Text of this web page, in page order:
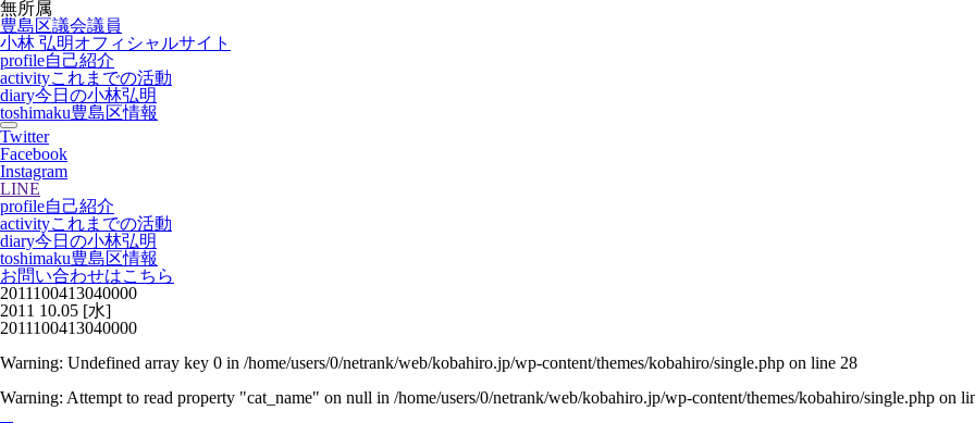
無所属
豊島区議会議員
小林 弘明オフィシャルサイト
profile自己紹介
activityこれまでの活動
diary今日の小林弘明
toshimaku豊島区情報
Twitter
Facebook
Instagram
LINE
profile自己紹介
activityこれまでの活動
diary今日の小林弘明
toshimaku豊島区情報
お問い合わせはこちら
2011100413040000
2011 10.05 [水]
2011100413040000
Warning: Undefined array key 0 in /home/users/0/netrank/web/kobahiro.jp/wp-content/themes/kobahiro/single.php on line 28
Warning: Attempt to read property "cat_name" on null in /home/users/0/netrank/web/kobahiro.jp/wp-content/themes/kobahiro/single.php on